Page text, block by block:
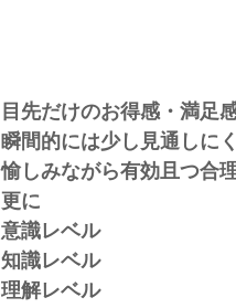
目先だけのお得感・満足
瞬間的には少し見通しに
愉しみながら有効且つ合
更に
意識レベル
知識レベル
理解レベル